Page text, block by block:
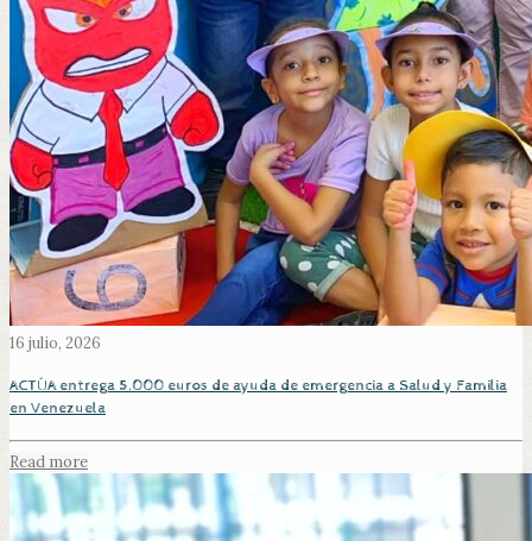
16 julio, 2026
ACTÚA entrega 5.000 euros de ayuda de emergencia a Salud y Familia
en Venezuela
Read more